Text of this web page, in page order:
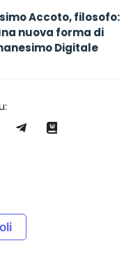
Accoto, filosofo:
nuova forma di
Digitale